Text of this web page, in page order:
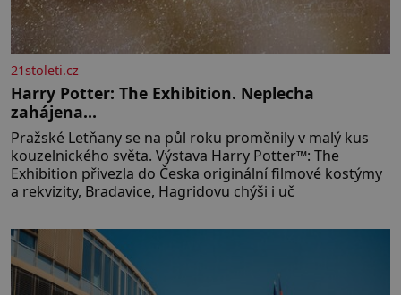
21stoleti.cz
Harry Potter: The Exhibition. Neplecha
zahájena…
Pražské Letňany se na půl roku proměnily v malý kus
kouzelnického světa. Výstava Harry Potter™: The
Exhibition přivezla do Česka originální filmové kostýmy
a rekvizity, Bradavice, Hagridovu chýši i uč